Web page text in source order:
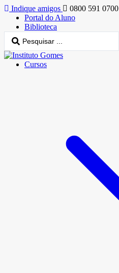
Indique amigos
0800 591 0700
Portal do Aluno
Biblioteca
Cursos